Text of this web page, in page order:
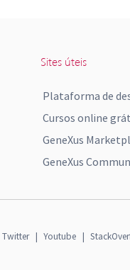
Sites úteis
Plataforma de
Cursos online
GeneXus
GeneXus
Twitter | Youtube |